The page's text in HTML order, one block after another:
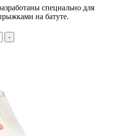
специально для
на батуте.
-